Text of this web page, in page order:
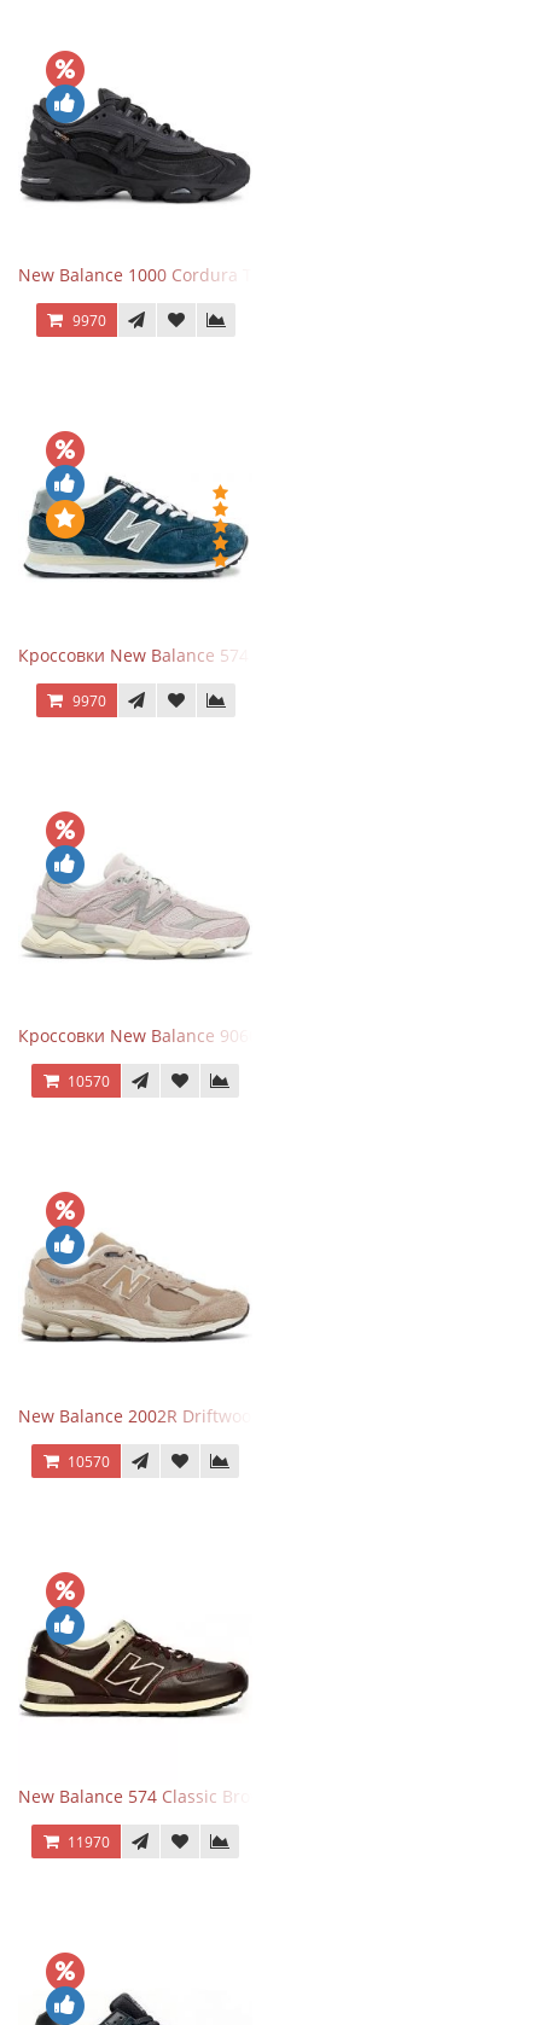
New Balance 1000 Cordura Trainers Black Cement
9970
Кроссовки New Balance 574 Navy Grey
9970
Кроссовки New Balance 9060 December Sky
10570
New Balance 2002R Driftwood Sea Salt бежевые
10570
New Balance 574 Classic Brown White
11970